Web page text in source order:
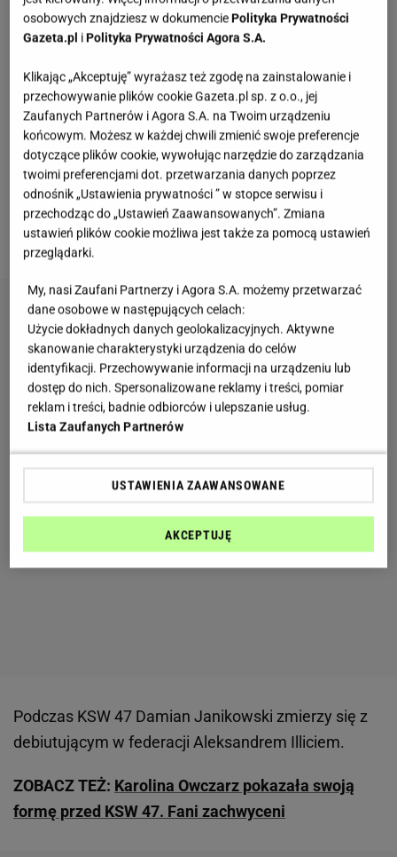
na swoim trenerze - Ryszardzie Wolnym suplesa).
podczas KSW 39, które odbywało się na Stadionie
Narodowym. Bilans walk Janikowskiego wygląda
następująco 3-1. Trzy wygrane pojedynki z Gerardo
Julio Gallegos’em, Antonim Chmielewskm i
Yannickiem Bahati. Zawodnik Berkut WCA Fight
Team musiał ulec bardziej dosiadczonemu
Michałowi Materli.
Podczas KSW 47 Damian Janikowski zmierzy się z
debiutującym w federacji Aleksandrem Illiciem.
ZOBACZ TEŻ: Karolina Owczarz pokazała swoją
formę przed KSW 47. Fani zachwyceni
osobowych znajdziesz w dokumencie Polityka Prywatności
Gazeta.pl i Polityka Prywatności Agora S.A.
Klikając „Akceptuję” wyrażasz też zgodę na zainstalowanie i
przechowywanie plików cookie Gazeta.pl sp. z o.o., jej
Zaufanych Partnerów i Agora S.A. na Twoim urządzeniu
końcowym. Możesz w każdej chwili zmienić swoje preferencje
dotyczące plików cookie, wywołując narzędzie do zarządzania
twoimi preferencjami dot. przetwarzania danych poprzez
odnośnik „Ustawienia prywatności ” w stopce serwisu i
przechodząc do „Ustawień Zaawansowanych”. Zmiana
ustawień plików cookie możliwa jest także za pomocą ustawień
przeglądarki.
My, nasi Zaufani Partnerzy i Agora S.A. możemy przetwarzać
dane osobowe w następujących celach:
Użycie dokładnych danych geolokalizacyjnych. Aktywne
skanowanie charakterystyki urządzenia do celów
identyfikacji. Przechowywanie informacji na urządzeniu lub
dostęp do nich. Spersonalizowane reklamy i treści, pomiar
reklam i treści, badnie odbiorców i ulepszanie usług.
Lista Zaufanych Partnerów
USTAWIENIA ZAAWANSOWANE
AKCEPTUJĘ